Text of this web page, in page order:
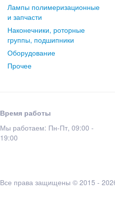
Лампы полимеризационные
и запчасти
Наконечники, роторные
группы, подшипники
Оборудование
Прочее
Время работы
Мы работаем: Пн-Пт, 09:00 -
19:00
Все права защищены © 2015 -